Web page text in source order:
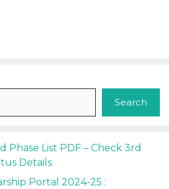
Search
Phase List PDF – Check 3rd
Details
Portal 2024-25 :